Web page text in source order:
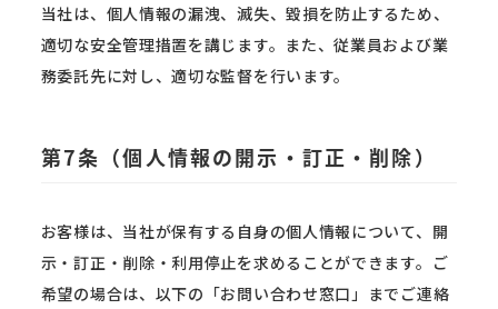
当社は、個人情報の漏洩、滅失、毀損を防止するため、
適切な安全管理措置を講じます。また、従業員および業
務委託先に対し、適切な監督を行います。
第7条（個人情報の開示・訂正・削除）
お客様は、当社が保有する自身の個人情報について、開
示・訂正・削除・利用停止を求めることができます。ご
希望の場合は、以下の「お問い合わせ窓口」までご連絡